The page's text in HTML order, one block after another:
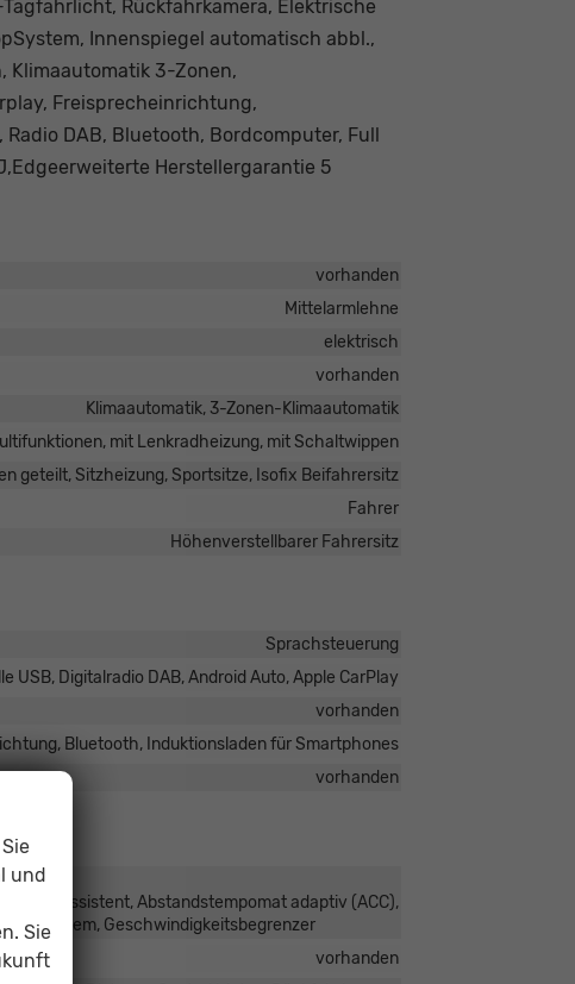
Rückfahrkamera, Elektrische
Innenspiegel automatisch abbl.,
Klimaautomatik 3-Zonen,
Freisprecheinrichtung,
DAB, Bluetooth, Bordcomputer, Full
Herstellergarantie 5
vorhanden
Mittelarmlehne
elektrisch
vorhanden
Klimaautomatik, 3-Zonen-Klimaautomatik
mit Lenkradheizung, mit Schaltwippen
geteilt, Sitzheizung, Sportsitze, Isofix Beifahrersitz
Fahrer
Höhenverstellbarer Fahrersitz
Sprachsteuerung
USB, Digitalradio DAB, Android Auto, Apple CarPlay
vorhanden
Bluetooth, Induktionsladen für Smartphones
vorhanden
Abstandstempomat adaptiv (ACC),
Geschwindigkeitsbegrenzer
vorhanden
und
Sie